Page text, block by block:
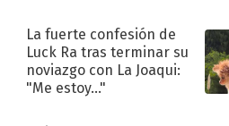
La fuerte confesión de
Luck Ra tras terminar su
noviazgo con La Joaqui:
"Me estoy..."